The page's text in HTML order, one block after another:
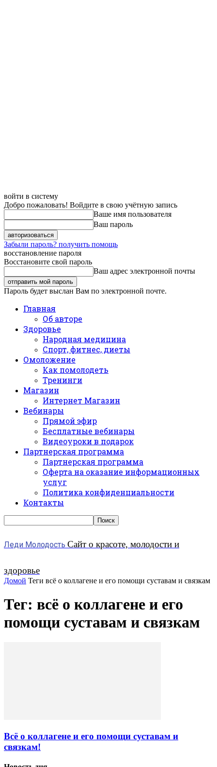
войти в систему
Добро пожаловать! Войдите в свою учётную запись
Ваше имя пользователя
Ваш пароль
Забыли пароль? получить помощь
восстановление пароля
Восстановите свой пароль
Ваш адрес электронной почты
Пароль будет выслан Вам по электронной почте.
Главная
Об авторе
Здоровье
Народная медицина
Спорт, фитнес, диеты
Омоложение
Как помолодеть
Тренинги
Магазин
Интернет Магазин
Вебинары
Прямой эфир
Бесплатные вебинары
Видеоуроки в подарок
Партнерская программа
Партнерская программа
Оферта на оказание информационных
услуг
Политика конфиденциальности
Контакты
Леди Молодость Сайт о красоте, молодости и
здоровье
Домой Теги всё о коллагене и его помощи суставам и связкам
Тег: всё о коллагене и его
помощи суставам и связкам
Всё о коллагене и его помощи суставам и
связкам!